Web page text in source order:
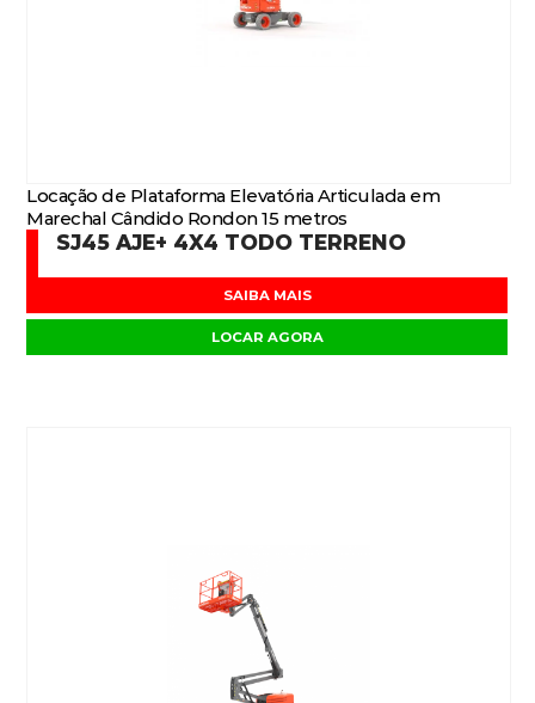
Locação de Plataforma Elevatória Articulada em
Marechal Cândido Rondon 15 metros
SJ45 AJE+ 4X4 TODO TERRENO
SAIBA MAIS
LOCAR AGORA